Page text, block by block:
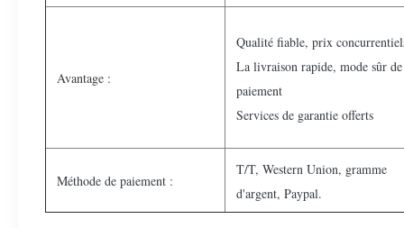
Avantage :
Qualité fiable, prix
La livraison rapide, mode sûr de
paiement
Services de garantie offerts
Méthode de paiement :
T/T, Western Union, gramme
d'argent, Paypal.